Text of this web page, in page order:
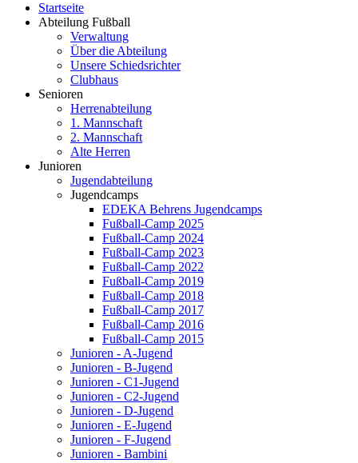
Startseite
Abteilung Fußball
Verwaltung
Über die Abteilung
Unsere Schiedsrichter
Clubhaus
Senioren
Herrenabteilung
1. Mannschaft
2. Mannschaft
Alte Herren
Junioren
Jugendabteilung
Jugendcamps
EDEKA Behrens Jugendcamps
Fußball-Camp 2025
Fußball-Camp 2024
Fußball-Camp 2023
Fußball-Camp 2022
Fußball-Camp 2019
Fußball-Camp 2018
Fußball-Camp 2017
Fußball-Camp 2016
Fußball-Camp 2015
Junioren - A-Jugend
Junioren - B-Jugend
Junioren - C1-Jugend
Junioren - C2-Jugend
Junioren - D-Jugend
Junioren - E-Jugend
Junioren - F-Jugend
Junioren - Bambini